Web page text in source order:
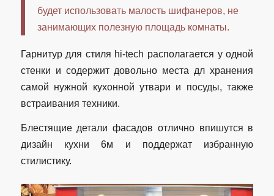
будет использовать малость шифанеров, не
занимающих полезную площадь комнаты.
Гарнитур для стиля hi-tech располагается у одной
стенки и содержит довольно места дл хранения
самой нужной кухонной утвари и посуды, также
встраивания техники.
Блестящие детали фасадов отлично впишутся в
дизайн кухни 6м и поддержат избранную
стилистику.